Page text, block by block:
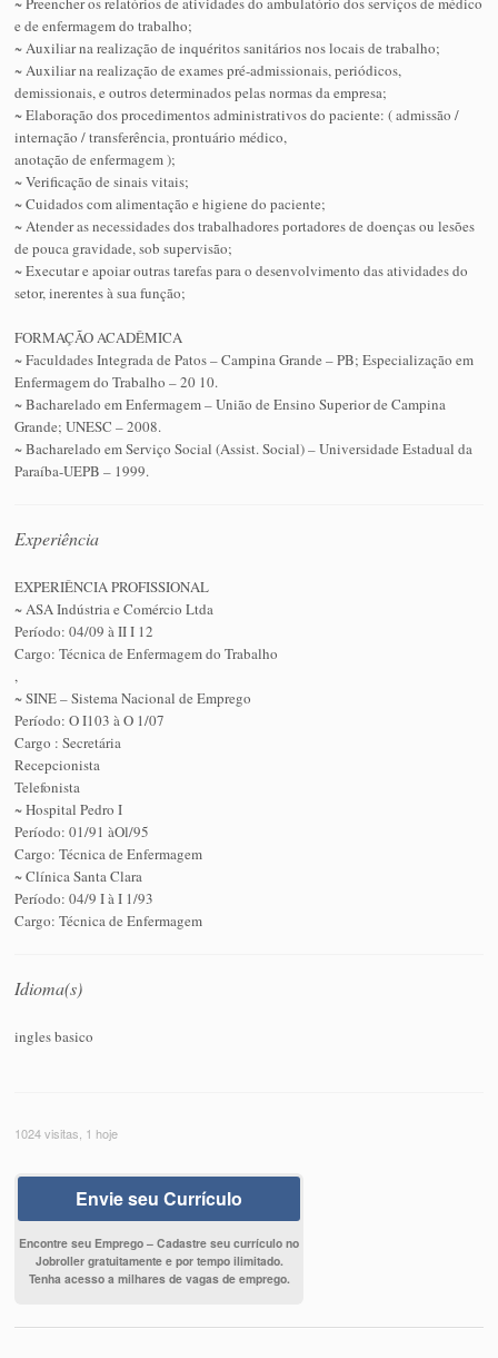
e de enfermagem do trabalho;
~ Auxiliar na realização de inquéritos sanitários nos locais de trabalho;
~ Auxiliar na realização de exames pré-admissionais, periódicos,
demissionais, e outros determinados pelas normas da empresa;
~ Elaboração dos procedimentos administrativos do paciente: ( admissão /
internação / transferência, prontuário médico,
anotação de enfermagem );
~ Verificação de sinais vitais;
~ Cuidados com alimentação e higiene do paciente;
~ Atender as necessidades dos trabalhadores portadores de doenças ou lesões
de pouca gravidade, sob supervisão;
~ Executar e apoiar outras tarefas para o desenvolvimento das atividades do
setor, inerentes à sua função;
FORMAÇÃO ACADÊMICA
~ Faculdades Integrada de Patos – Campina Grande – PB; Especialização em
Enfermagem do Trabalho – 20 10.
~ Bacharelado em Enfermagem – União de Ensino Superior de Campina
Grande; UNESC – 2008.
~ Bacharelado em Serviço Social (Assist. Social) – Universidade Estadual da
Paraíba-UEPB – 1999.
Experiência
EXPERIÊNCIA PROFISSIONAL
~ ASA Indústria e Comércio Ltda
Período: 04/09 à II I 12
Cargo: Técnica de Enfermagem do Trabalho
,
~ SINE – Sistema Nacional de Emprego
Período: O I103 à O 1/07
Cargo : Secretária
Recepcionista
Telefonista
~ Hospital Pedro I
Período: 01/91 àOl/95
Cargo: Técnica de Enfermagem
~ Clínica Santa Clara
Período: 04/9 I à I 1/93
Cargo: Técnica de Enfermagem
Idioma(s)
ingles basico
1024 visitas, 1 hoje
Envie seu Currículo
Encontre seu Emprego – Cadastre seu currículo no
Jobroller gratuitamente e por tempo ilimitado.
Tenha acesso a milhares de vagas de emprego.